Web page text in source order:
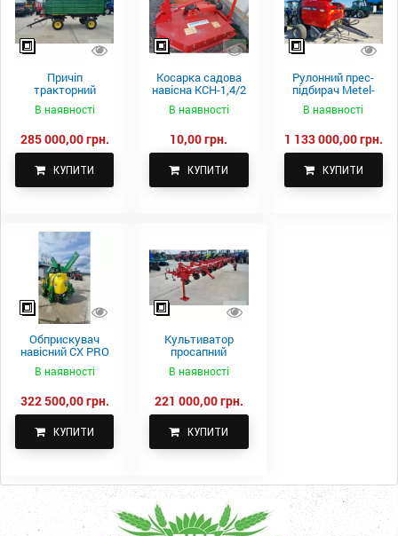
Причіп
тракторний
самоскидний
Spike 2 ПТС-4
В наявності
285 000,00 грн.
КУПИТИ
Косарка садова
навісна КСН-1,4/2
В наявності
10,00 грн.
КУПИТИ
Рулонний прес-
підбирач Metel-
Fach Z 587
В наявності
1 133 000,00 грн.
КУПИТИ
Обприскувач
навісний CX PRO
В наявності
322 500,00 грн.
КУПИТИ
Культиватор
просапний
КПН-5,6-05
В наявності
221 000,00 грн.
КУПИТИ